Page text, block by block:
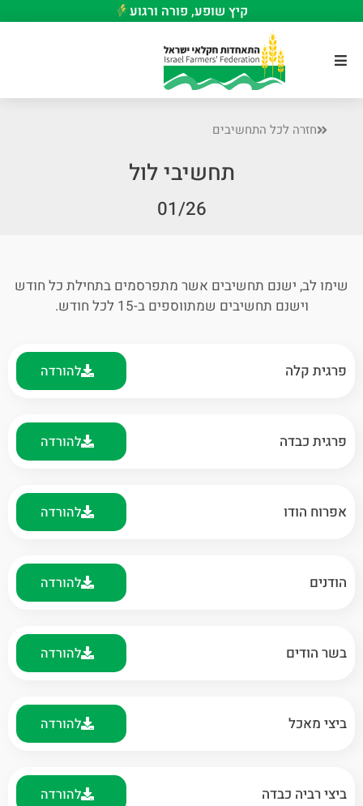
קיץ שופע, פורה ורגוע
חזרה לכל התחשיבים
תחשיבי לול
01/26
שימו לב, ישנם תחשיבים אשר מתפרסמים בתחילת כל חודש
וישנם תחשיבים שמתווספים ב-15 לכל חודש.
פרגית קלה להורדה
פרגית כבדה להורדה
אפרוח הודו להורדה
הודנים להורדה
בשר הודים להורדה
ביצי מאכל להורדה
ביצי רביה כבדה להורדה